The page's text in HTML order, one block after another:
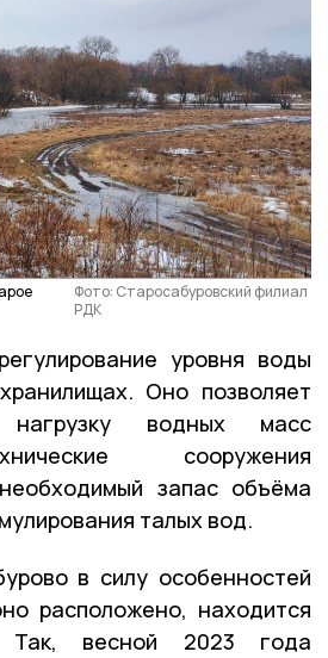
Фото: Старосабуровский филиал
РДК
уровня воды
Оно позволяет
нагрузку водных масс
сооружения
запас объёма
талых вод.
в силу особенностей
расположено, находится
весной 2023 года